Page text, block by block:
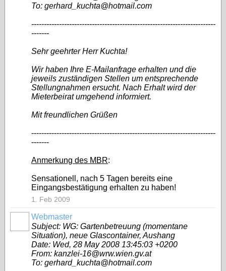
To: gerhard_kuchta@hotmail.com
-------------------------------------------------------------------------
-------
Sehr geehrter Herr Kuchta!
Wir haben Ihre E-Mailanfrage erhalten und die
jeweils zuständigen Stellen um entsprechende
Stellungnahmen ersucht. Nach Erhalt wird der
Mieterbeirat umgehend informiert.
Mit freundlichen Grüßen
-------------------------------------------------------------------------
-------
Anmerkung des MBR:
Sensationell, nach 5 Tagen bereits eine
Eingangsbestätigung erhalten zu haben!
1. Feb 2009
Webmaster
Subject: WG: Gartenbetreuung (momentane
Situation), neue Glascontainer, Aushang
Date: Wed, 28 May 2008 13:45:03 +0200
From: kanzlei-16@wrw.wien.gv.at
To: gerhard_kuchta@hotmail.com